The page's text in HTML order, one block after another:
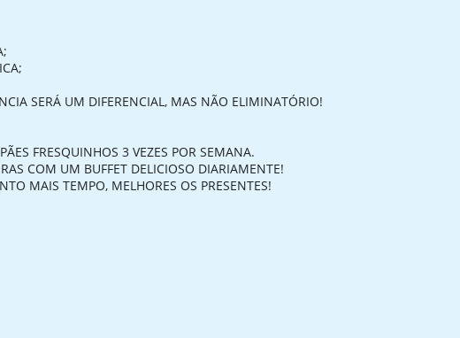
SERÁ UM DIFERENCIAL, MAS NÃO ELIMINATÓRIO!
FRESQUINHOS 3 VEZES POR SEMANA.
COM UM BUFFET DELICIOSO DIARIAMENTE!
MAIS TEMPO, MELHORES OS PRESENTES!